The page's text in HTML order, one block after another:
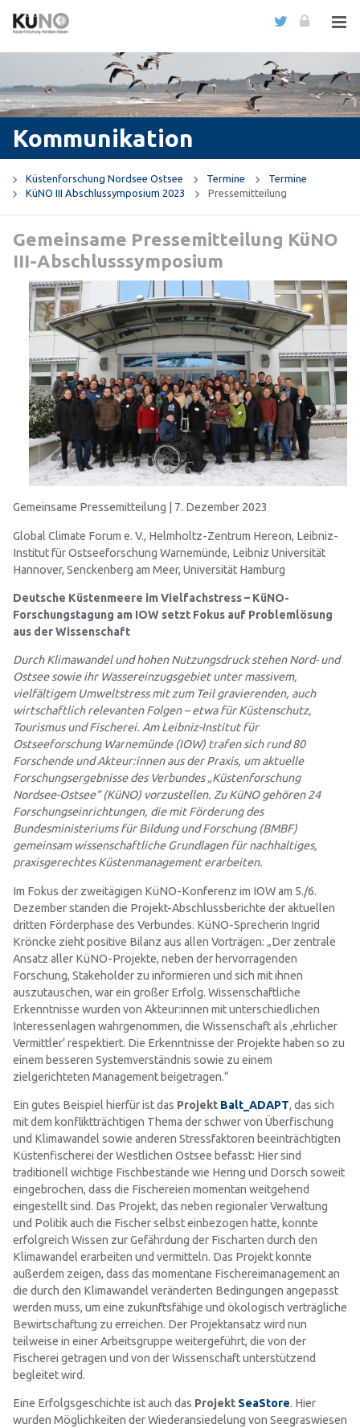
Kommunikation
Küstenforschung Nordsee Ostsee Termine
Termine
KüNO III Abschlussymposium 2023
Pressemitteilung
Gemeinsame Pressemitteilung KüNO
III-Abschlusssymposium
Gemeinsame Pressemitteilung | 7. Dezember 2023
Global Climate Forum e. V., Helmholtz-Zentrum Hereon, Leibniz-
Institut für Ostseeforschung Warnemünde, Leibniz Universität
Hannover, Senckenberg am Meer, Universität Hamburg
Deutsche Küstenmeere im Vielfachstress – KüNO-
Forschungstagung am IOW setzt Fokus auf Problemlösung
aus der Wissenschaft
Durch Klimawandel und hohen Nutzungsdruck stehen Nord- und
Ostsee sowie ihr Wassereinzugsgebiet unter massivem,
vielfältigem Umweltstress mit zum Teil gravierenden, auch
wirtschaftlich relevanten Folgen – etwa für Küstenschutz,
Tourismus und Fischerei. Am Leibniz-Institut für
Ostseeforschung Warnemünde (IOW) trafen sich rund 80
Forschende und Akteur:innen aus der Praxis, um aktuelle
Forschungsergebnisse des Verbundes „Küstenforschung
Nordsee-Ostsee“ (KüNO) vorzustellen. Zu KüNO gehören 24
Forschungseinrichtungen, die mit Förderung des
Bundesministeriums für Bildung und Forschung (BMBF)
gemeinsam wissenschaftliche Grundlagen für nachhaltiges,
praxisgerechtes Küstenmanagement erarbeiten.
Im Fokus der zweitägigen KüNO-Konferenz im IOW am 5./6.
Dezember standen die Projekt-Abschlussberichte der aktuellen
dritten Förderphase des Verbundes. KüNO-Sprecherin Ingrid
Kröncke zieht positive Bilanz aus allen Vorträgen: „Der zentrale
Ansatz aller KüNO-Projekte, neben der hervorragenden
Forschung, Stakeholder zu informieren und sich mit ihnen
auszutauschen, war ein großer Erfolg. Wissenschaftliche
Erkenntnisse wurden von Akteur:innen mit unterschiedlichen
Interessenlagen wahrgenommen, die Wissenschaft als ‚ehrlicher
Vermittler‘ respektiert. Die Erkenntnisse der Projekte haben so zu
einem besseren Systemverständnis sowie zu einem
zielgerichteten Management beigetragen.“
Ein gutes Beispiel hierfür ist das Projekt Balt_ADAPT, das sich
mit dem konfliktträchtigen Thema der schwer von Überfischung
und Klimawandel sowie anderen Stressfaktoren beeinträchtigten
Küstenfischerei der Westlichen Ostsee befasst: Hier sind
traditionell wichtige Fischbestände wie Hering und Dorsch soweit
eingebrochen, dass die Fischereien momentan weitgehend
eingestellt sind. Das Projekt, das neben regionaler Verwaltung
und Politik auch die Fischer selbst einbezogen hatte, konnte
erfolgreich Wissen zur Gefährdung der Fischarten durch den
Klimawandel erarbeiten und vermitteln. Das Projekt konnte
außerdem zeigen, dass das momentane Fischereimanagement an
die durch den Klimawandel veränderten Bedingungen angepasst
werden muss, um eine zukunftsfähige und ökologisch verträgliche
Bewirtschaftung zu erreichen. Der Projektansatz wird nun
teilweise in einer Arbeitsgruppe weitergeführt, die von der
Fischerei getragen und von der Wissenschaft unterstützend
begleitet wird.
Eine Erfolgsgeschichte ist auch das Projekt SeaStore. Hier
wurden Möglichkeiten der Wiederansiedelung von Seegraswiesen